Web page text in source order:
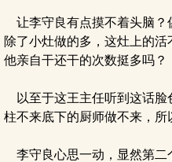
让李守良有点摸不着头脑？
除了小灶做的多，这灶上的活
他亲自干还干的次数挺多吗？
以至于这王主任听到这话脸
柱不来底下的厨师做不来，所
李守良心思一动，显然第二